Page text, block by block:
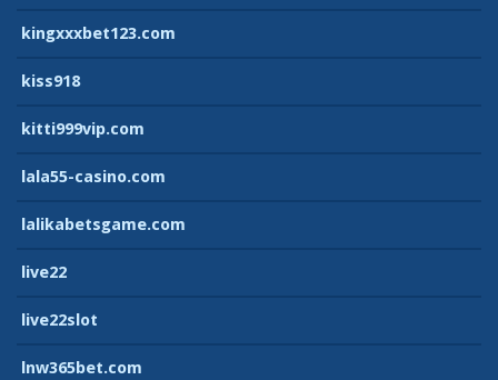
kingxxxbet123.com
kiss918
kitti999vip.com
lala55-casino.com
lalikabetsgame.com
live22
live22slot
lnw365bet.com